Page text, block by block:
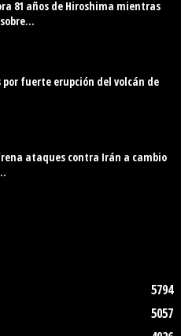
81 años de Hiroshima mientras
por fuerte erupción del volcán de
ataques contra Irán a cambio
5794
5057